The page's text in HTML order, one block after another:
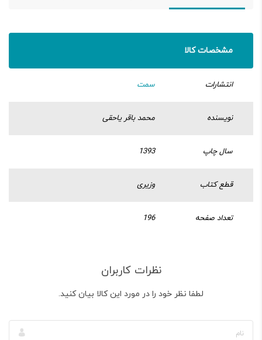
مشخصات کالا
انتشارات سمت
نویسنده محمد باقر یاحقی
سال چاپ 1393
قطع کتاب وزیری
تعداد صفحه 196
نظرات کاربران
لطفا نظر خود را در مورد این کالا بیان کنید.